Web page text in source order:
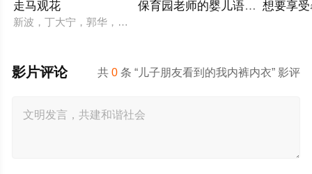
走马观花
新波，丁大宁，郭华，程一木他们毕业于同一所大学。他们和
保育园老师的婴儿语让人超兴奋
想要享
共0 条 “儿子朋友看到的我内裤内衣” 影评
影片评论